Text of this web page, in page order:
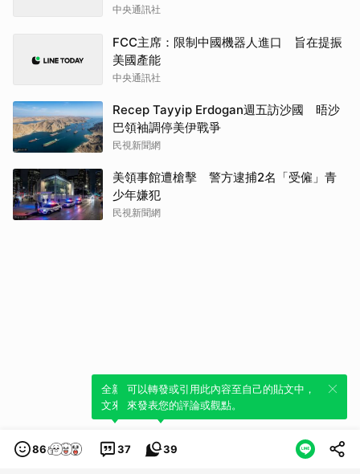
中央通訊社
FCC主席：限制中國機器人進口 旨在提振
美國產能
中央通訊社
Recep Tayyip Erdogan週五訪沙國 晤沙
巴領袖調停美伊戰爭
民視新聞網
美領事館遭槍擊 警方逮捕2名「受僱」青
少年嫌犯
民視新聞網
86 37
全新體驗！一鍵引用此內容，透過發布貼
文來輕鬆表達個人立場。
39
可以轉發或引用此內容至自己的貼文中，
來發表您的評論或觀點。